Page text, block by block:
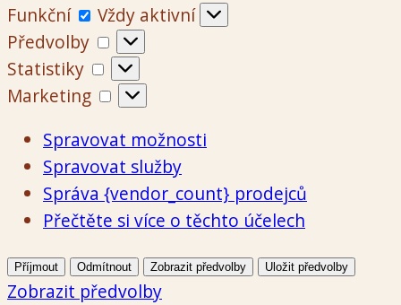
Funkční
Funkční
Vždy aktivní
Předvolby
Předvolby
Statistiky
Statistiky
Marketing
Marketing
Spravovat možnosti
Spravovat služby
Správa {vendor_count} prodejců
Přečtěte si více o těchto účelech
Příjmout Odmítnout Zobrazit předvolby Uložit předvolby
Zobrazit předvolby